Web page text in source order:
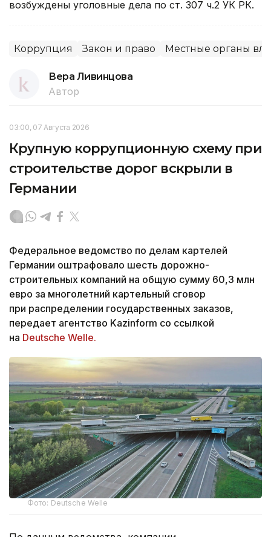
возбуждены уголовные дела по ст. 307 ч.2 УК РК.
Коррупция Закон и право Местные органы
Вера Ливинцова
Автор
03:00, 07 Августа 2026
Крупную коррупционную схему при
строительстве дорог вскрыли в
Германии
Федеральное ведомство по делам картелей
Германии оштрафовало шесть дорожно-
строительных компаний на общую сумму 60,3 млн
евро за многолетний картельный сговор
при распределении государственных заказов,
передает агентство Kazinform со ссылкой
на Deutsche Welle.
Фото: Deutsche Welle